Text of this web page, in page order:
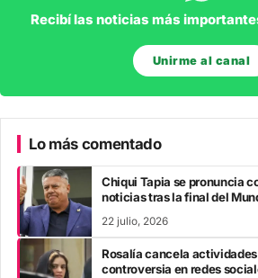
Recibí las noticias más
Unirme al canal
Lo más comentado
Chiqui Tapia se pronuncia
noticias tras la final del
22 julio, 2026
Rosalía cancela
controversia en redes